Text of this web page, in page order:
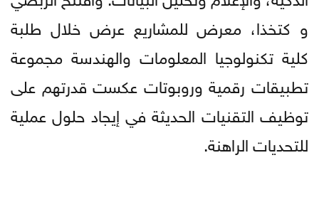
و كتخذا، معرض للمشاريع عرض خلال طلبة
كلية تكنولوجيا المعلومات والهندسة مجموعة
تطبيقات رقمية وروبوتات عكست قدرتهم على
توظيف التقنيات الحديثة في إيجاد حلول عملية
للتحديات الراهنة.